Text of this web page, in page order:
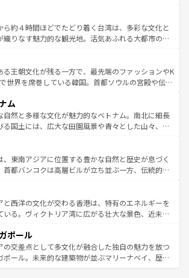
贅沢な旅のスタイルだ。 なお、新着のアメリカ
コンテンツ一覧を参照してほしい。
もてなしの心で訪れる人々を迎えてくれるハワイの
おいしいローカルフードやハワイアンミュージッ
統的なフラダンスなど、すべてがハワイの魅力を彩
に味わってほしい。 なお、新着のハワイ情報
テンツ一覧を参照してほしい。
ーフや大陸中央部にそびえるウルル（エアーズロッ
タスマニアの美しい原生林やケアンズの熱帯雨林な
どころがたくさん。また、カフェやワイン、オージ
アクティビティも充実しており、サーフィンやダイ
、ハイキングなど、アウトドア好きにはたまらな
ーストラリアの多彩な魅力を存分に味わいつくそ
ほしい。
ら約４時間ほどでたどり着く台湾は、多彩な文化と
織りなす魅力的な観光地。活気あふれる大都市の台
静ひつな山岳地帯である台湾東部など、都市の喧騒
の静けさが共存しており、訪れる人に新しい発見と
もたらしてくれる。また、奥深い台湾の食文化も魅
いいと評判のスイーツなど、バラエティ豊かな料理
が味わえる。 なお、新着の台湾情報は コンテンツ一覧を参
ほしい。
る王朝文化が残る一方で、最先端のファッションやK
世界を席巻している韓国。首都ソウルの宮殿や伝統
方に足を延ばせば四季折々の自然美を楽しむことが
。そして、キムチや焼肉、絶品のストリートフード
さまざまな韓国料理が待っている。夜には、韓国な
に包まれながら、韓国の多彩な魅力を心ゆくまで味
わってみてほしい。 なお、新着の韓国情報はコンテンツ一
照してほしい。
ム
自然と多様な文化が魅力的なベトナム。南北に細長
る国土には、広大な田園風景や青々とした山々、世
発展と共に伝統が息づく。ハノイの古い町並みやホ
ン市のフランス統治時代の建物も、独特の雰囲気を
している。また、バラエティの豊かさとおいしさで
フォーやバインミー、ベトナムコーヒーなどは、ぜ
で味わいたい。どの地域を訪れてもあたたかい人々
者を迎えてくれるので、きっと忘れられない旅にな
てほしい。
、東南アジアに位置する豊かな自然と歴史が息づく
首都バンコクは高層ビルが立ち並ぶ一方、伝統的な
が交差している。北部ではチェンマイなどの山岳地
然と触れ合い、南部ではプーケットやクラビの美し
チでリゾート気分を楽しむことができる。タイ料理
。気候は一年中温暖で、どの季節にも異なる楽しみ
ている。親しみやすいタイの人々、仏教を中心とし
、そして多様な観光資源が、訪れる旅人を魅了し続
と西洋の文化が交わる香港は、特有のエネルギーを
いる。ヴィクトリア湾に広がる壮大な景色、近未来
こを訪れても感動するはず。観光スポットが密集し
、効率よく見どころを回れるのも魅力。息をのむよ
景から文化的な体験まで、香港を存分に楽しみ尽く
ポール
の交差点として多文化が融合した独自の魅力を放つ
ポール。未来的な建築物が並ぶマリーナベイ、歴史